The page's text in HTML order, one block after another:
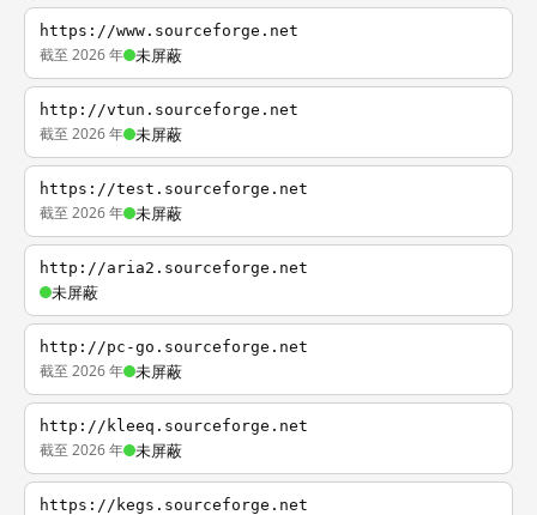
https://www.sourceforge.net
截至 2026 年 未屏蔽
http://vtun.sourceforge.net
截至 2026 年 未屏蔽
https://test.sourceforge.net
截至 2026 年 未屏蔽
http://aria2.sourceforge.net
未屏蔽
http://pc-go.sourceforge.net
截至 2026 年 未屏蔽
http://kleeq.sourceforge.net
截至 2026 年 未屏蔽
https://kegs.sourceforge.net